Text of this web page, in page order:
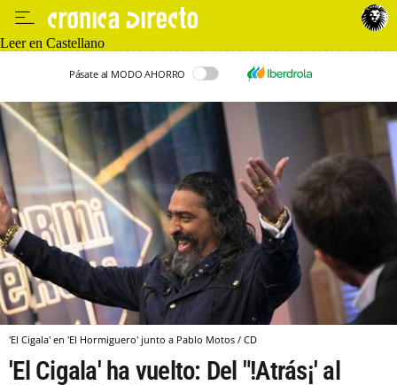
Leer en Castellano
Pásate al MODO AHORRO
'El Cigala' en 'El Hormiguero' junto a Pablo Motos / CD
'El Cigala' ha vuelto: Del "!Atrás¡' al